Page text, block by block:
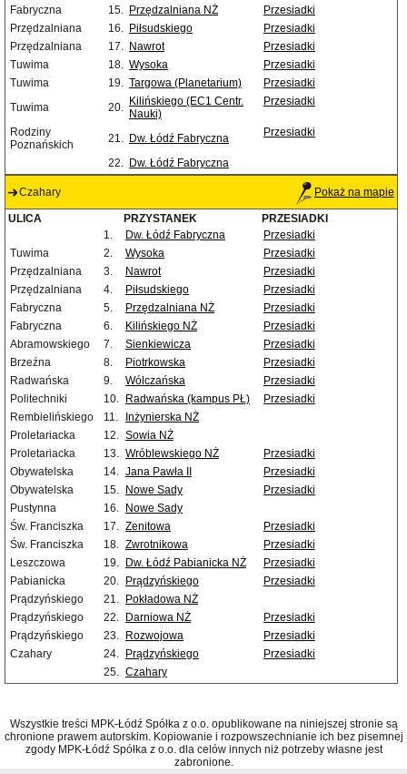
Fabryczna
15. Przędzalniana NŻ
Przesiadki
Przędzalniana
16. Piłsudskiego
Przesiadki
Przędzalniana
17. Nawrot
Przesiadki
Tuwima
18. Wysoka
Przesiadki
Tuwima
19. Targowa (Planetarium)
Przesiadki
Tuwima
20. Kilińskiego (EC1 Centr.
Nauki)
Przesiadki
Rodziny
Poznańskich
21. Dw. Łódź Fabryczna Przesiadki
22. Dw. Łódź Fabryczna
Czahary Pokaż na mapie
ULICA PRZYSTANEK
PRZESIADKI
1.
Dw. Łódź Fabryczna
Przesiadki
Tuwima
2. Wysoka
Przesiadki
Przędzalniana
3. Nawrot
Przesiadki
Przędzalniana
4. Piłsudskiego
Przesiadki
Fabryczna
5. Przędzalniana NŻ
Przesiadki
Fabryczna
6. Kilińskiego NŻ
Przesiadki
Abramowskiego
7. Sienkiewicza
Przesiadki
Brzeźna
8. Piotrkowska
Przesiadki
Radwańska
9. Wólczańska
Przesiadki
Politechniki
10. Radwańska (kampus PŁ)
Przesiadki
Rembielińskiego
11.
Inżynierska NŻ
Proletariacka
12. Sowia NŻ
Proletariacka
13. Wróblewskiego NŻ
Przesiadki
Obywatelska
14. Jana Pawła II
Przesiadki
Obywatelska
15. Nowe Sady
Przesiadki
Pustynna
16.
Nowe Sady
Św. Franciszka
17. Zenitowa
Przesiadki
Św. Franciszka
18. Zwrotnikowa
Przesiadki
Leszczowa
19. Dw. Łódź Pabianicka NŻ
Przesiadki
Pabianicka
20. Prądzyńskiego
Przesiadki
Prądzyńskiego
21.
Pokładowa NŻ
Prądzyńskiego
22. Darniowa NŻ
Przesiadki
Prądzyńskiego
23. Rozwojowa
Przesiadki
Czahary
24. Prądzyńskiego
Przesiadki
25. Czahary
Wszystkie treści MPK-Łódź Spółka z o.o. opublikowane na niniejszej stronie są
chronione prawem autorskim. Kopiowanie i rozpowszechnianie ich bez pisemnej
zgody MPK-Łódź Spółka z o.o. dla celów innych niż potrzeby własne jest
zabronione.